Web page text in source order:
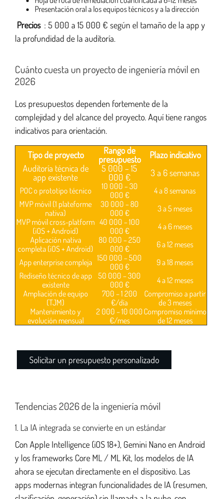
Presentación oral a los equipos técnicos y a la dirección
Precios : 5 000 a 15 000 € según el tamaño de la app y
la profundidad de la auditoría.
Cuánto cuesta un proyecto de ingeniería móvil en
2026
Los presupuestos dependen fortemente de la
complejidad y del alcance del proyecto. Aquí tiene rangos
indicativos para orientación.
Tipo de proyecto
Rango de
presupuesto
Plazo indicativo
Auditoría técnica de
app existente
5 000 – 15
000 €
3 a 6 semanas
POC o prototipo técnico
10 000 – 30
000 €
4 a 8 semanas
MVP móvil (1 plateforme
nativa)
30 000 – 80
000 €
3 a 5 meses
MVP móvil cross-platform
(iOS + Android)
40 000 – 100
000 €
4 a 6 meses
Aplicación nativa
completa (iOS + Android)
80 000 – 250
000 €
6 a 12 meses
App enterprise compleja 150 000 – 500
000 €
9 a 18 meses
Rediseño técnico de app
existente
50 000 – 300
000 €
4 a 12 meses
Ampliación de equipo
(TJM)
700 – 1 200
€/día
Compromiso a partir
de 3 meses
Mantenimiento y
evolución mensual
2 000 – 10 000
€/mes
Compromiso mínimo
de 12 meses
Solicitar un presupuesto personalizado
Tendencias 2026 de la ingeniería móvil
1. La IA integrada se convierte en un estándar
Con Apple Intelligence (iOS 18+), Gemini Nano en Android
y los frameworks Core ML / ML Kit, los modelos de IA
ahora se ejecutan directamente en el dispositivo. Las
apps modernas integran funcionalidades de IA (resumen,